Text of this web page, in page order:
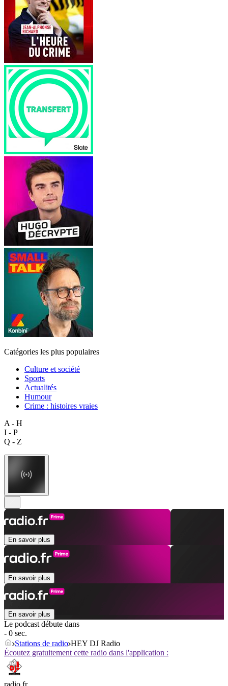
Catégories les plus populaires
Culture et société
Sports
Actualités
Humour
Crime : histoires vraies
A - H
I - P
Q - Z
En savoir plus
En savoir plus
En savoir plus
Le podcast débute dans
- 0 sec.
Stations de radio HEY DJ Radio
Écoutez gratuitement cette radio dans l'application :